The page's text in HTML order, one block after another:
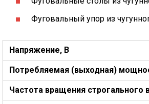
Фуговальный упор из
Напряжение, В
Потребляемая (выходная)
Частота вращения строгального